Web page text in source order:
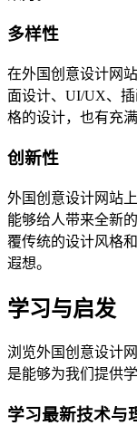
多样性
在外国创意设计网
面设计、UI/UX、
格的设计，也有充
创新性
外国创意设计网站
能够给人带来全新
覆传统的设计风格
遐想。
学习与启发
浏览外国创意设计
是能够为我们提供
学习最新技术与